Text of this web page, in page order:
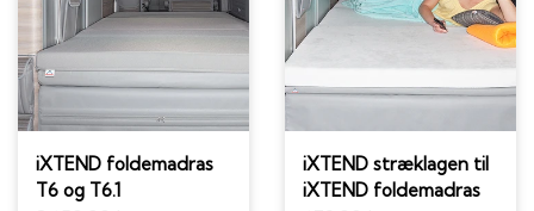
iXTEND foldemadras
T6 og T6.1
iXTEND stræklagen til
iXTEND foldemadras